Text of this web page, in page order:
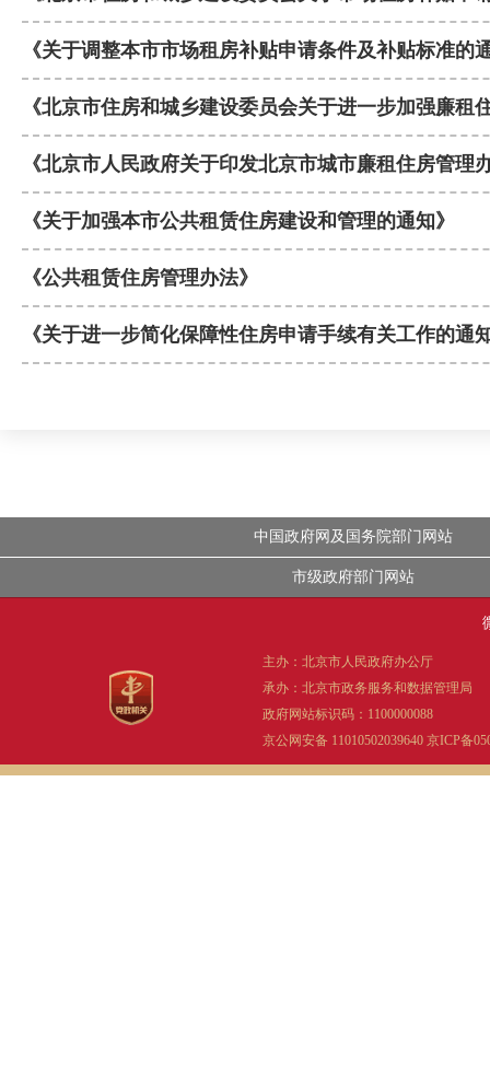
《关于调整本市市场租房补贴申请条件及补贴标准的
《北京市住房和城乡建设委员会关于进一步加强廉
《北京市人民政府关于印发北京市城市廉租住房管理
《关于加强本市公共租赁住房建设和管理的通知》
《公共租赁住房管理办法》
《关于进一步简化保障性住房申请手续有关工作的通
中国政府网及国务院部门网站
市级政府部门网站
主办：北京市人民政府办公厅
承办：北京市政务服务和数据管理局
政府网站标识码：1100000088
京公网安备 11010502039640 京ICP备